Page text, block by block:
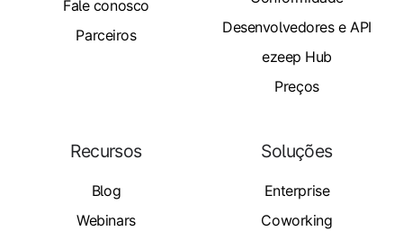
Fale conosco
Parceiros
Desenvolvedores e API
ezeep Hub
Preços
Recursos
Blog
Webinars
Soluções
Enterprise
Coworking